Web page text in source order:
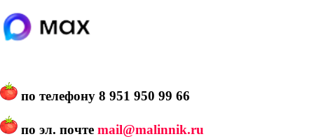
по телефону 8 951 950 99 66
по эл. почте mail@malinnik.ru